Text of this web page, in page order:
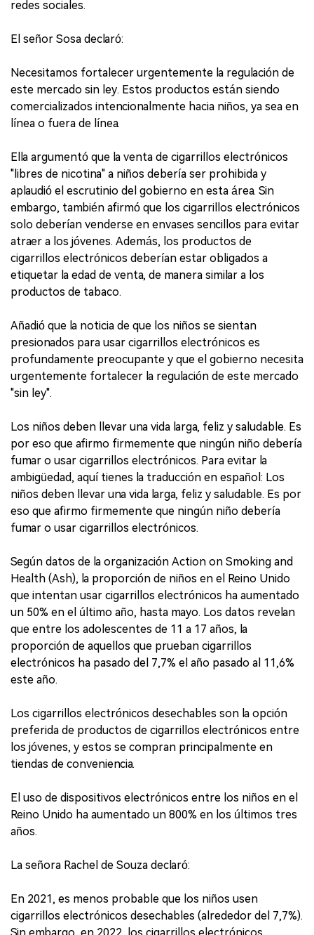
redes sociales.
El señor Sosa declaró:
Necesitamos fortalecer urgentemente la regulación de
este mercado sin ley. Estos productos están siendo
comercializados intencionalmente hacia niños, ya sea en
línea o fuera de línea.
Ella argumentó que la venta de cigarrillos electrónicos
"libres de nicotina" a niños debería ser prohibida y
aplaudió el escrutinio del gobierno en esta área. Sin
embargo, también afirmó que los cigarrillos electrónicos
solo deberían venderse en envases sencillos para evitar
atraer a los jóvenes. Además, los productos de
cigarrillos electrónicos deberían estar obligados a
etiquetar la edad de venta, de manera similar a los
productos de tabaco.
Añadió que la noticia de que los niños se sientan
presionados para usar cigarrillos electrónicos es
profundamente preocupante y que el gobierno necesita
urgentemente fortalecer la regulación de este mercado
"sin ley".
Los niños deben llevar una vida larga, feliz y saludable. Es
por eso que afirmo firmemente que ningún niño debería
fumar o usar cigarrillos electrónicos. Para evitar la
ambigüedad, aquí tienes la traducción en español: Los
niños deben llevar una vida larga, feliz y saludable. Es por
eso que afirmo firmemente que ningún niño debería
fumar o usar cigarrillos electrónicos.
Según datos de la organización Action on Smoking and
Health (Ash), la proporción de niños en el Reino Unido
que intentan usar cigarrillos electrónicos ha aumentado
un 50% en el último año, hasta mayo. Los datos revelan
que entre los adolescentes de 11 a 17 años, la
proporción de aquellos que prueban cigarrillos
electrónicos ha pasado del 7,7% el año pasado al 11,6%
este año.
Los cigarrillos electrónicos desechables son la opción
preferida de productos de cigarrillos electrónicos entre
los jóvenes, y estos se compran principalmente en
tiendas de conveniencia.
El uso de dispositivos electrónicos entre los niños en el
Reino Unido ha aumentado un 800% en los últimos tres
años.
La señora Rachel de Souza declaró:
En 2021, es menos probable que los niños usen
cigarrillos electrónicos desechables (alrededor del 7,7%).